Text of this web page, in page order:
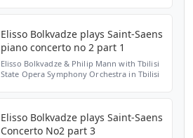
Elisso Bolkvadze plays Saint-Saens
piano concerto no 2 part 1
Elisso Bolkvadze & Philip Mann with Tbilisi
State Opera Symphony Orchestra in Tbilisi
Elisso Bolkvadze plays Saint-Saens
Concerto No2 part 3